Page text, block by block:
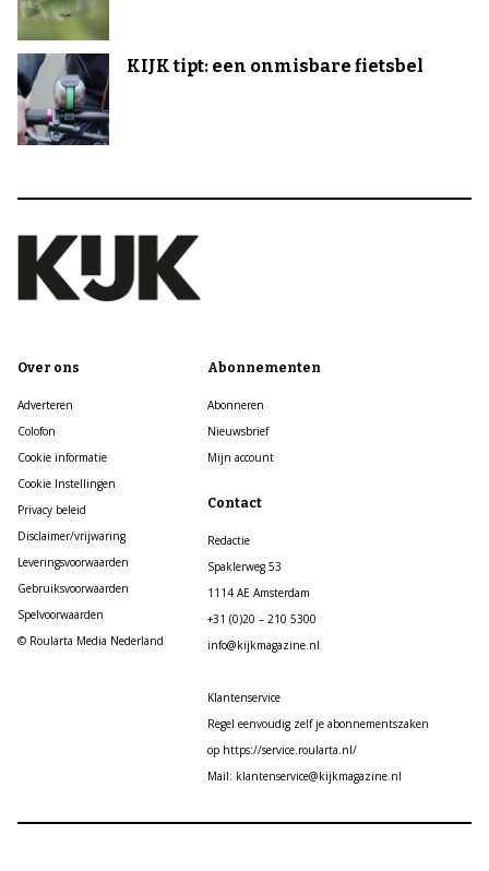
KIJK tipt: een onmisbare fietsbel
Over ons
Adverteren
Colofon
Cookie informatie
Cookie Instellingen
Privacy beleid
Disclaimer/vrijwaring
Leveringsvoorwaarden
Gebruiksvoorwaarden
Spelvoorwaarden
© Roularta Media Nederland
Abonnementen
Abonneren
Nieuwsbrief
Mijn account
Contact
Redactie
Spaklerweg 53
1114 AE Amsterdam
+31 (0)20 – 210 5300
info@kijkmagazine.nl
Klantenservice
Regel eenvoudig zelf je abonnementszaken
op https://service.roularta.nl/
Mail: klantenservice@kijkmagazine.nl